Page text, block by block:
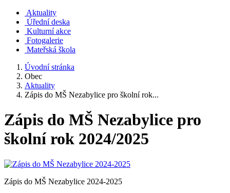
Aktuality
Úřední deska
Kulturní akce
Fotogalerie
Mateřská škola
Úvodní stránka
Obec
Aktuality
Zápis do MŠ Nezabylice pro školní rok...
Zápis do MŠ Nezabylice pro
školní rok 2024/2025
Zápis do MŠ Nezabylice 2024-2025